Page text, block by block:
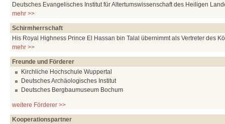
Deutsches Evangelisches Institut für Altertumswissenschaft des Heiligen
mehr >>
Schirmherrschaft
His Royal Highness Prince El Hassan bin Talal übernimmt als Vertreter des
mehr >>
Freunde und Förderer
Kirchliche Hochschule Wuppertal
Deutsches Archäologisches Institut
Deutsches Bergbaumuseum Bochum
weitere Förderer >>
Kooperationspartner